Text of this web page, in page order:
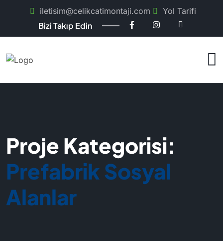
iletisim@celikcatimontaji.com Yol Tarifi
Bizi Takıp Edin
Proje Kategorisi:
Prefabrik Sosyal
Alanlar